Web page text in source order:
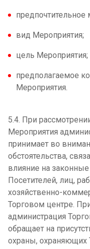
вид Мероприятия;
цель Мероприятия;
предполагаемое
Мероприятия.
5.4. При
Мероприятия
принимает во
обстоятельства,
влияние на
Посетителей, лиц,
хозяйственно-
Торговом центре.
администрация
обращает на
охраны, охраняющих